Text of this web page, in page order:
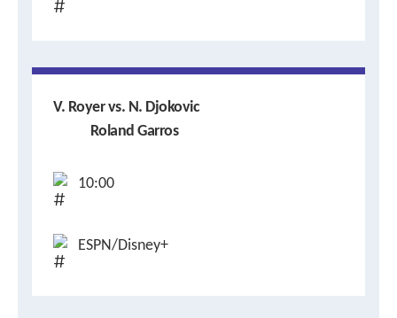
V. Royer vs. N. Djokovic
Roland Garros
10:00
ESPN/Disney+